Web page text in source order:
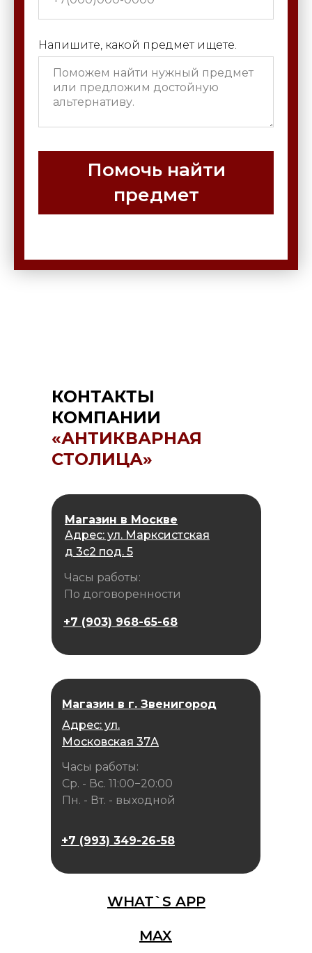
Напишите, какой предмет ищете.
Помочь найти
предмет
КОНТАКТЫ
КОМПАНИИ
«АНТИКВАРНАЯ
СТОЛИЦА»
Магазин в Москве
Адрес: ул. Марксистская
д 3с2 под. 5
Часы работы:
По договоренности
MAX
WHAT`S APP
Часы работы:
Ср. - Вс. 11:00−20:00
Пн. - Вт. - выходной
Магазин в г. Звенигород
Адрес: ул.
Московская 37А
+7 (993) 349-26-58
+7 (903) 968-65-68